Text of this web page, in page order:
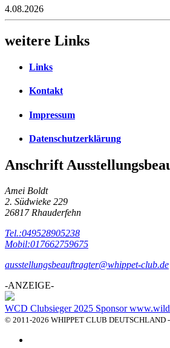
4.08.2026
weitere Links
Links
Kontakt
Impressum
Datenschutzerklärung
Anschrift
Amei Boldt
2. Südwieke 229
26817 Rhauderfehn
Tel.:049528905238
Mobil:017662759675
ausstellungsbeauftragter@whippet-club.de
-ANZEIGE-
WCD Clubsieger 2025 Sponsor
© 2011-2026 WHIPPET CLUB DEUTSCHLAND